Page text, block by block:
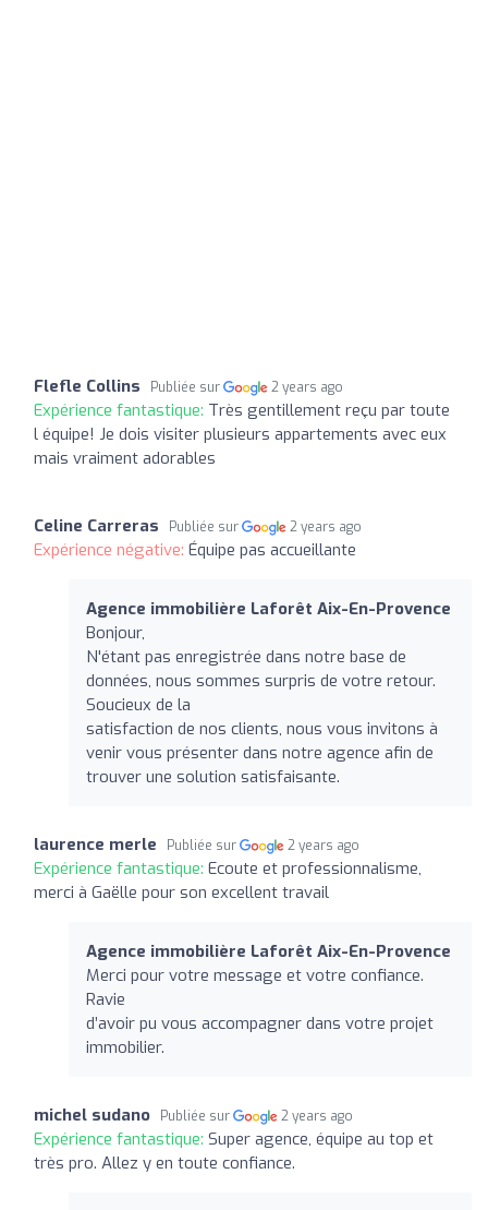
Flefle Collins Publiée sur 2 years ago
Expérience fantastique: Très gentillement reçu par toute
l équipe! Je dois visiter plusieurs appartements avec eux
mais vraiment adorables
Celine Carreras Publiée sur 2 years ago
Expérience négative: Équipe pas accueillante
Agence immobilière Laforêt Aix-En-Provence
Bonjour,
N'étant pas enregistrée dans notre base de
données, nous sommes surpris de votre retour.
Soucieux de la
satisfaction de nos clients, nous vous invitons à
venir vous présenter dans notre agence afin de
trouver une solution satisfaisante.
laurence merle Publiée sur 2 years ago
Expérience fantastique: Ecoute et professionnalisme,
merci à Gaëlle pour son excellent travail
Agence immobilière Laforêt Aix-En-Provence
Merci pour votre message et votre confiance.
Ravie
d’avoir pu vous accompagner dans votre projet
immobilier.
michel sudano Publiée sur 2 years ago
Expérience fantastique: Super agence, équipe au top et
très pro. Allez y en toute confiance.